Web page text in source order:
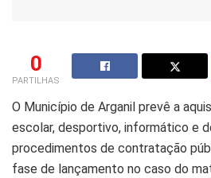
0
PARTILHAS
O Município de Arganil prevê a
escolar, desportivo, informático e
procedimentos de contratação
fase de lançamento no caso do